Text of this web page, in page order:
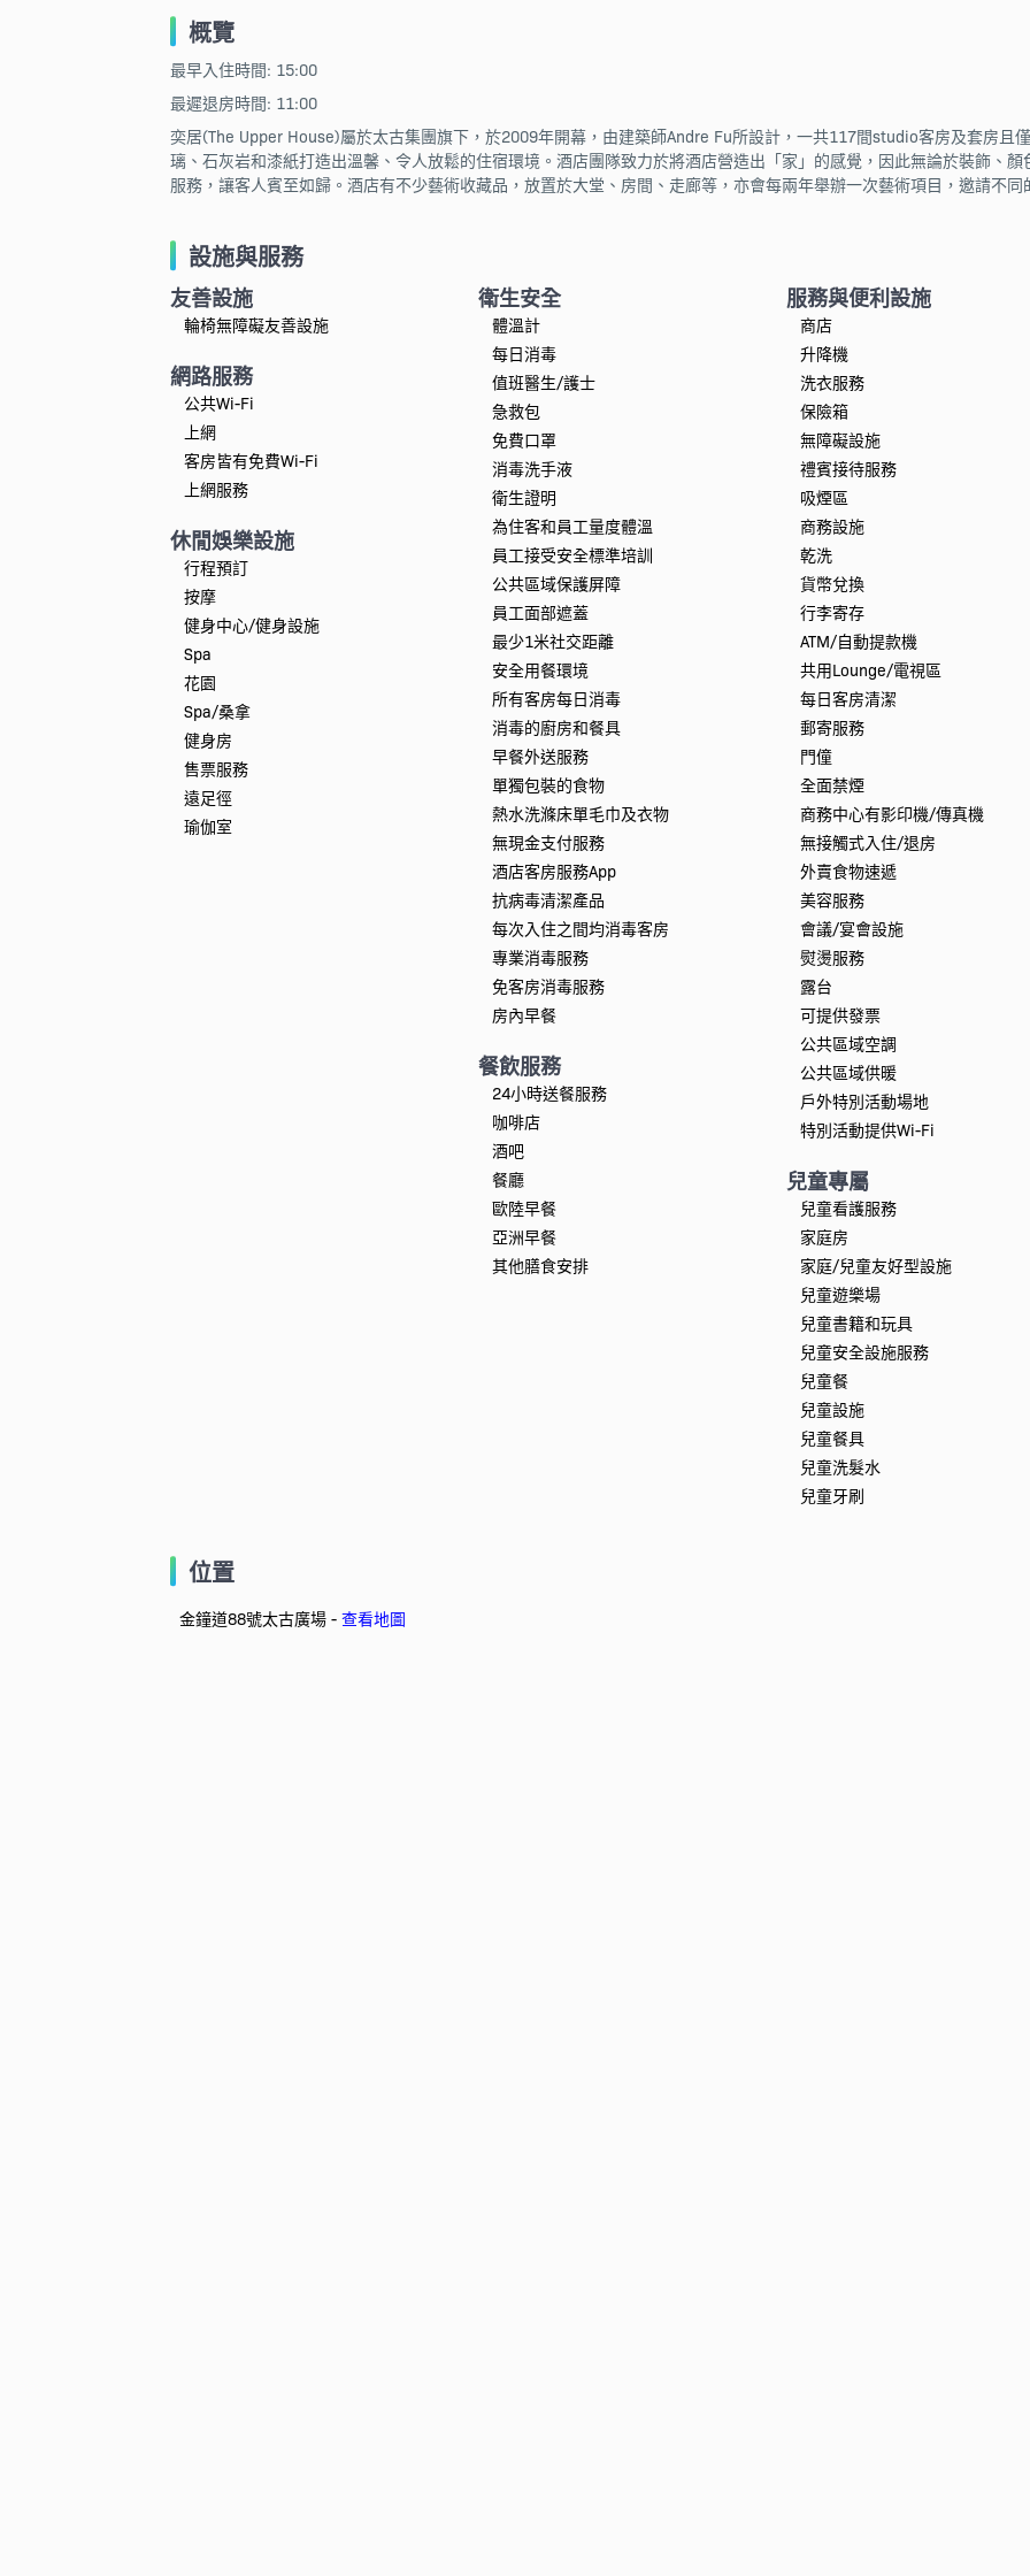
概覽
最早入住時間: 15:00
最遲退房時間: 11:00
奕居(The Upper House)屬於太古集團旗下，於2009年開幕，由建築師Andre Fu所設計，一共117間studio客房及套房且
璃、石灰岩和漆紙打造出溫馨、令人放鬆的住宿環境。酒店團隊致力於將酒店營造出「家」的感覺，因此無論於裝飾、
服務，讓客人賓至如歸。酒店有不少藝術收藏品，放置於大堂、房間、走廊等，亦會每兩年舉辦一次藝術項目，邀請不
設施與服務
友善設施
輪椅無障礙友善設施
網路服務
公共Wi-Fi
上網
客房皆有免費Wi-Fi
上網服務
休閒娛樂設施
行程預訂
按摩
健身中心/健身設施
Spa
花園
Spa/桑拿
健身房
售票服務
遠足徑
瑜伽室
衛生安全
體溫計
每日消毒
值班醫生/護士
急救包
免費口罩
消毒洗手液
衛生證明
為住客和員工量度體溫
員工接受安全標準培訓
公共區域保護屏障
員工面部遮蓋
最少1米社交距離
安全用餐環境
所有客房每日消毒
消毒的廚房和餐具
早餐外送服務
單獨包裝的食物
熱水洗滌床單毛巾及衣物
無現金支付服務
酒店客房服務App
抗病毒清潔產品
每次入住之間均消毒客房
專業消毒服務
免客房消毒服務
房內早餐
餐飲服務
24小時送餐服務
咖啡店
酒吧
餐廳
歐陸早餐
亞洲早餐
其他膳食安排
服務與便利設施
商店
升降機
洗衣服務
保險箱
無障礙設施
禮賓接待服務
吸煙區
商務設施
乾洗
貨幣兌換
行李寄存
ATM/自動提款機
共用Lounge/電視區
每日客房清潔
郵寄服務
門僮
全面禁煙
商務中心有影印機/傳真機
無接觸式入住/退房
外賣食物速遞
美容服務
會議/宴會設施
熨燙服務
露台
可提供發票
公共區域空調
公共區域供暖
戶外特別活動場地
特別活動提供Wi-Fi
兒童專屬
兒童看護服務
家庭房
家庭/兒童友好型設施
兒童遊樂場
兒童書籍和玩具
兒童安全設施服務
兒童餐
兒童設施
兒童餐具
兒童洗髮水
兒童牙刷
位置
金鐘道88號太古廣場 - 查看地圖